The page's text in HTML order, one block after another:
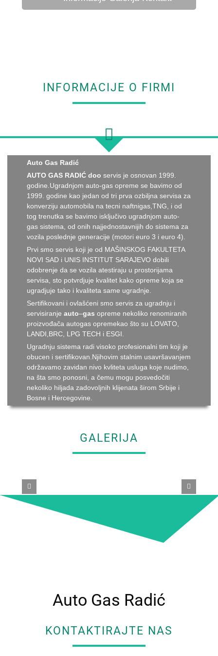
INFORMACIJE O FIRMI
Auto Gas Radić
AUTO GAS RADIĆ doo servis je osnovan 1999.
godine.Ugradnjom auto-gas opreme se bavimo od
1999. godine kao jedan od tri prva ozbiljna servisa za
konverziju automobila na tecni naftnigas,TNG, i od
tog trenutka se bavimo isključivo ugradnjom auto-
gas sistema, od onih najjednostavnijih do sistema za
vozila poslednje generacije (motori euro 3 i euro 4).
Prvi smo servis koji je od MAŠINSKOG FAKULTETA
NOVI SAD i UNIS INSTITUT SARAJEVO dobili
odobrenje da se vozila atestiraju u prostorijama
servisa, sto potvrdjuje kvalitet kako opreme koja se
ugradjuje tako i kvaliteta same ugradnje.
Sertifikovani i ovlašćeni smo servis za ugradnju i
servisiranje auto–gas opreme nekoliko renomiranih
proizvođača autogas opremekao što su LOVATO,
LANDI,BRC, LPG TECH i ESGI.
Ugradnju sistema radi visoko profesionalni tim koji je
obucen i sertifikovan.Njihovim stalnim usavršavanjem
održavamo zavidan nivo kvliteta usluga koje nudimo,
na šta smo ponosni, a čemu mogu posvedočiti
nekoliko hiljada zadovoljnih klijenata širom Srbije i
Bosne i Hercegovine.
GALERIJA
Auto Gas Radić
KONTAKTIRAJTE NAS